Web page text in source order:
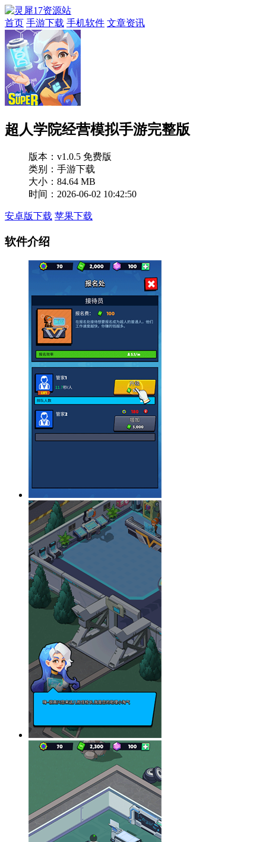
首页 手游下载 手机软件 文章资讯
超人学院经营模拟手游完整版
版本： v1.0.5 免费版
类别：手游下载
大小：84.64 MB
时间：2026-06-02 10:42:50
安卓版下载 苹果下载
软件介绍